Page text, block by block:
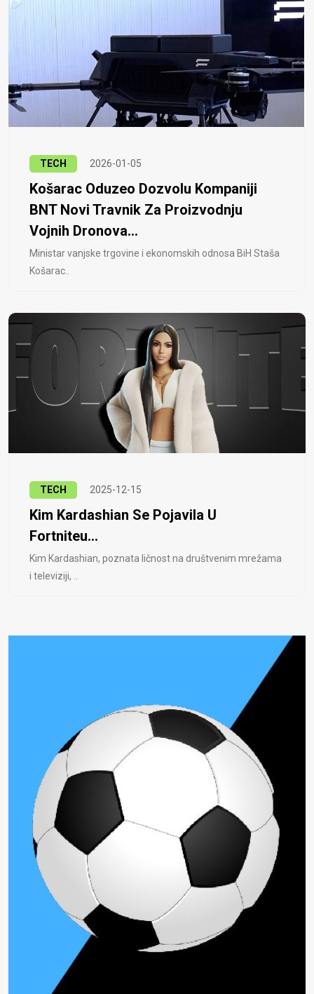
TECH 2026-01-05
Košarac Oduzeo Dozvolu Kompaniji
BNT Novi Travnik Za Proizvodnju
Vojnih Dronova...
Ministar vanjske trgovine i ekonomskih odnosa BiH Staša
Košarac..
TECH 2025-12-15
Kim Kardashian Se Pojavila U
Fortniteu...
Kim Kardashian, poznata ličnost na društvenim mrežama
i televiziji, ..